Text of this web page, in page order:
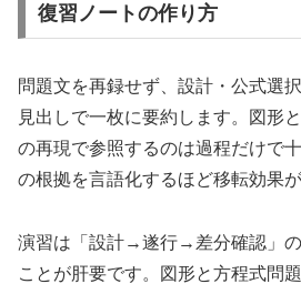
復習ノートの作り方
問題文を再録せず、設計・公式選
見出しで一枚に要約します。図形
の再現で参照するのは過程だけで
の根拠を言語化するほど移転効果が
演習は「設計→遂行→差分確認」
ことが肝要です。図形と方程式問